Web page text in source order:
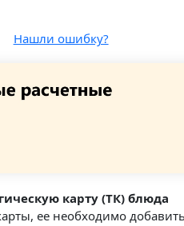
Нашли ошибку?
карту (ТК) блюда
ее необходимо